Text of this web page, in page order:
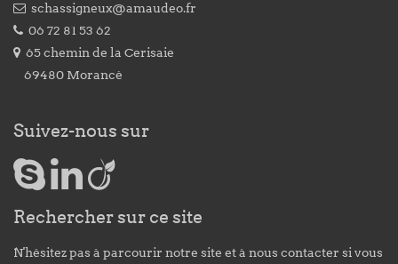
schassigneux@amaudeo.fr
06 72 81 53 62
65 chemin de la Cerisaie
69480 Morancé
Suivez-nous sur
Rechercher sur ce site
N'hésitez pas à parcourir notre site et à nous contacter si vous